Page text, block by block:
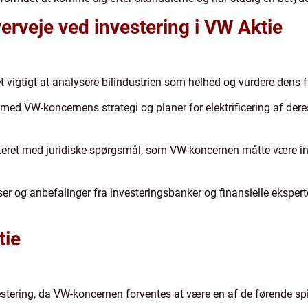
ved investering i VW Aktie
vigtigt at analysere bilindustrien som helhed og vurdere
VW-koncernens strategi og planer for elektrificering af
med juridiske spørgsmål, som VW-koncernen måtte være
og anbefalinger fra investeringsbanker og finansielle
da VW-koncernen forventes at være en af de førende